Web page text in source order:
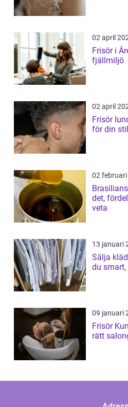
02 april
Frisör i
fjällmiljö
02 april
Frisör lund så hittar du rätt
för din
02
det,
veta
13 januari
Sälja
du
09 januari
Frisör
rätt